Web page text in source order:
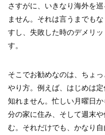
さすがに、いきなり海外を
ません。それは言うまでも
すし、失敗した時のデメリ
す。
そこでお勧めなのは、ちょ
やり方。例えば、はじめは
知れません。忙しい月曜日
分の家に住み、そして週末
む。それだけでも、かなり